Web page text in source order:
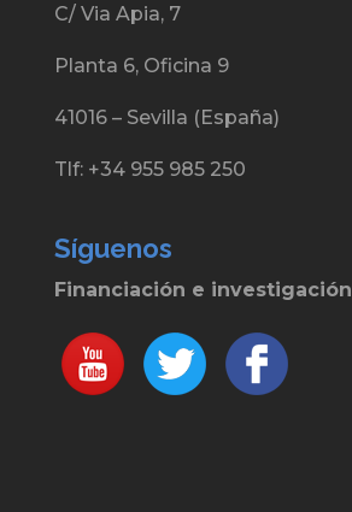
C/ Via Apia, 7
Planta 6, Oficina 9
41016 – Sevilla (España)
Tlf: +34 955 985 250
Síguenos
Financiación e investigación